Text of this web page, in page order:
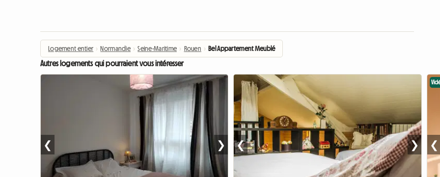
Logement entier › Normandie › Seine-Maritime › Rouen › Bel Appartement Meublé
Autres logements qui pourraient vous intéresser
❮ ❯ ❮ ❯ ❮